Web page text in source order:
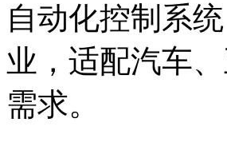
自动化控制系
业，适配汽车
需求。